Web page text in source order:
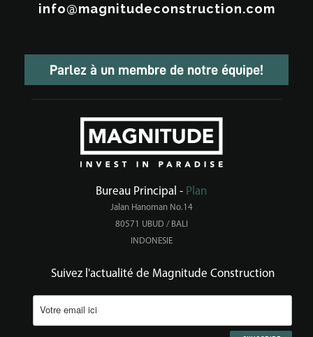
info@magnitudeconstruction.com
Parlez à un membre de notre équipe!
Bureau Principal - Plan
Jalan Hanoman No.14
80571 UBUD / BALI
INDONESIE
Suivez l'actualité de Magnitude Construction